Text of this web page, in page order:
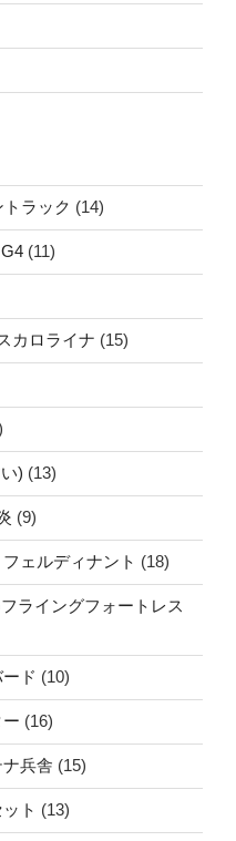
ラック (14)
(11)
カロライナ (15)
) (13)
(9)
ェルディナント (18)
ライングフォートレス
ド (10)
(16)
兵舎 (15)
ト (13)